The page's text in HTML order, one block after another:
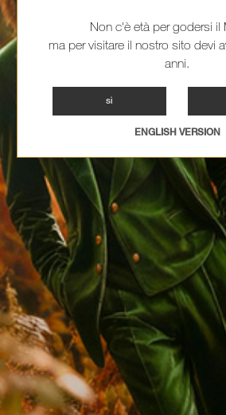
Non c'è età per godersi il
ma per visitare il nostro sito devi
anni.
SÌ
ENGLISH VERSION